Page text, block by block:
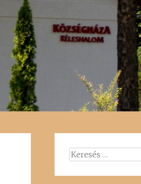
Keresés: